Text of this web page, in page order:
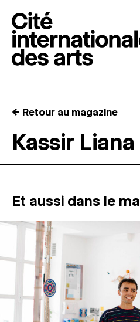
RÉSIDENCES ↓
ATELIERS OUVERTS
PROGRAMMATION
MAGAZINE
ESPACES DE PRATIQUE
← Retour au magazine
Kassir Liana
Et aussi dans le